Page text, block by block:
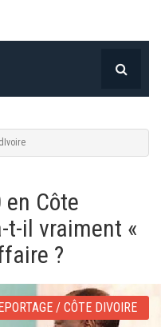
Côte
t-il vraiment «
?
/ CÔTE DIVOIRE